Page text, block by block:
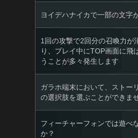
ヨイデハナイカで一部の文字
1回の攻撃で2回分の召喚力が
り、プレイ中にTOP画面に飛
うことが多々発生します
ガラホ端末において、ストー
の選択肢を選ぶことができま
フィーチャーフォンでは遊べ
か？